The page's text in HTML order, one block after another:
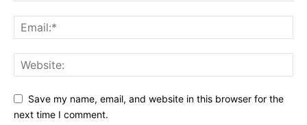
Save my name, email, and website in this browser for the
next time I comment.